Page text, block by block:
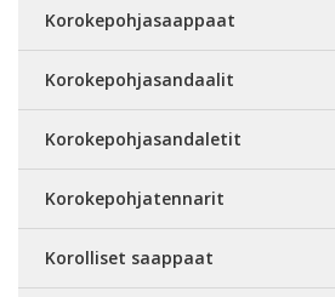
Korokepohjasaappaat
Korokepohjasandaalit
Korokepohjasandaletit
Korokepohjatennarit
Korolliset saappaat